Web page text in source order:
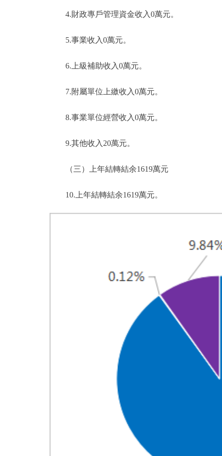
4.財政專戶管理資金收入0萬元。
5.事業收入0萬元。
6.上級補助收入0萬元。
7.附屬單位上繳收入0萬元。
8.事業單位經營收入0萬元。
9.其他收入20萬元。
（三）上年結轉結余1619萬元
10.上年結轉結余1619萬元。